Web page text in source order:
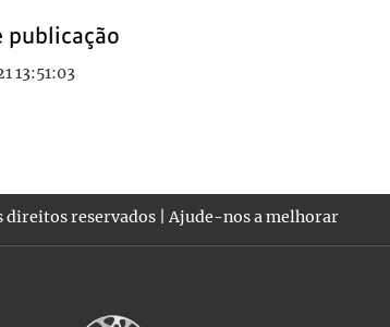
publicação
13:51:03
direitos reservados |Ajude-nos a melhorar